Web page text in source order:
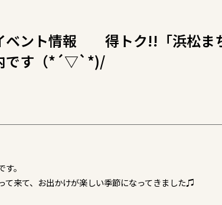
ベント情報 得トク!!「浜松ま
です（*´▽`*)/
。
て来て、お出かけが楽しい季節になってきました♫